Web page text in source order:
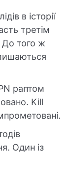
в історії
третім
До того ж
раптом
Kill
Один із